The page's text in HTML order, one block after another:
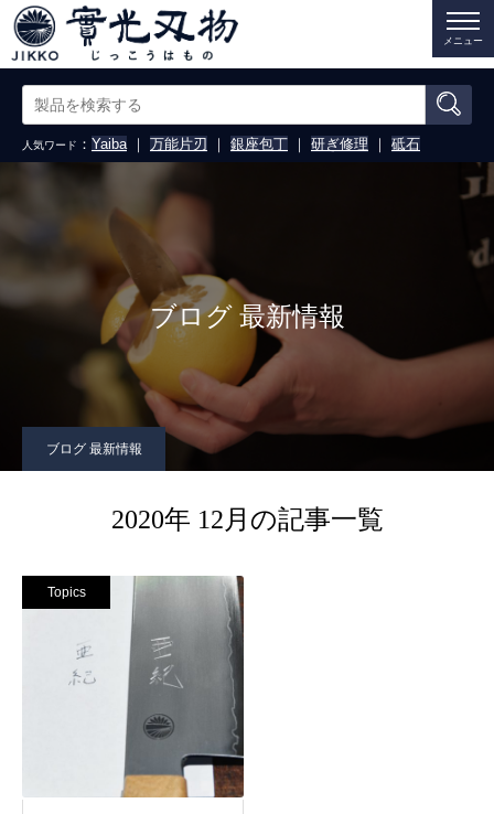
メニュー
人気ワード ： Yaiba｜ 万能片刃 ｜ 銀座包丁 ｜ 研ぎ修理 ｜ 砥石
ブログ 最新情報
ブログ 最新情報
2020年 12月の記事一覧
Topics